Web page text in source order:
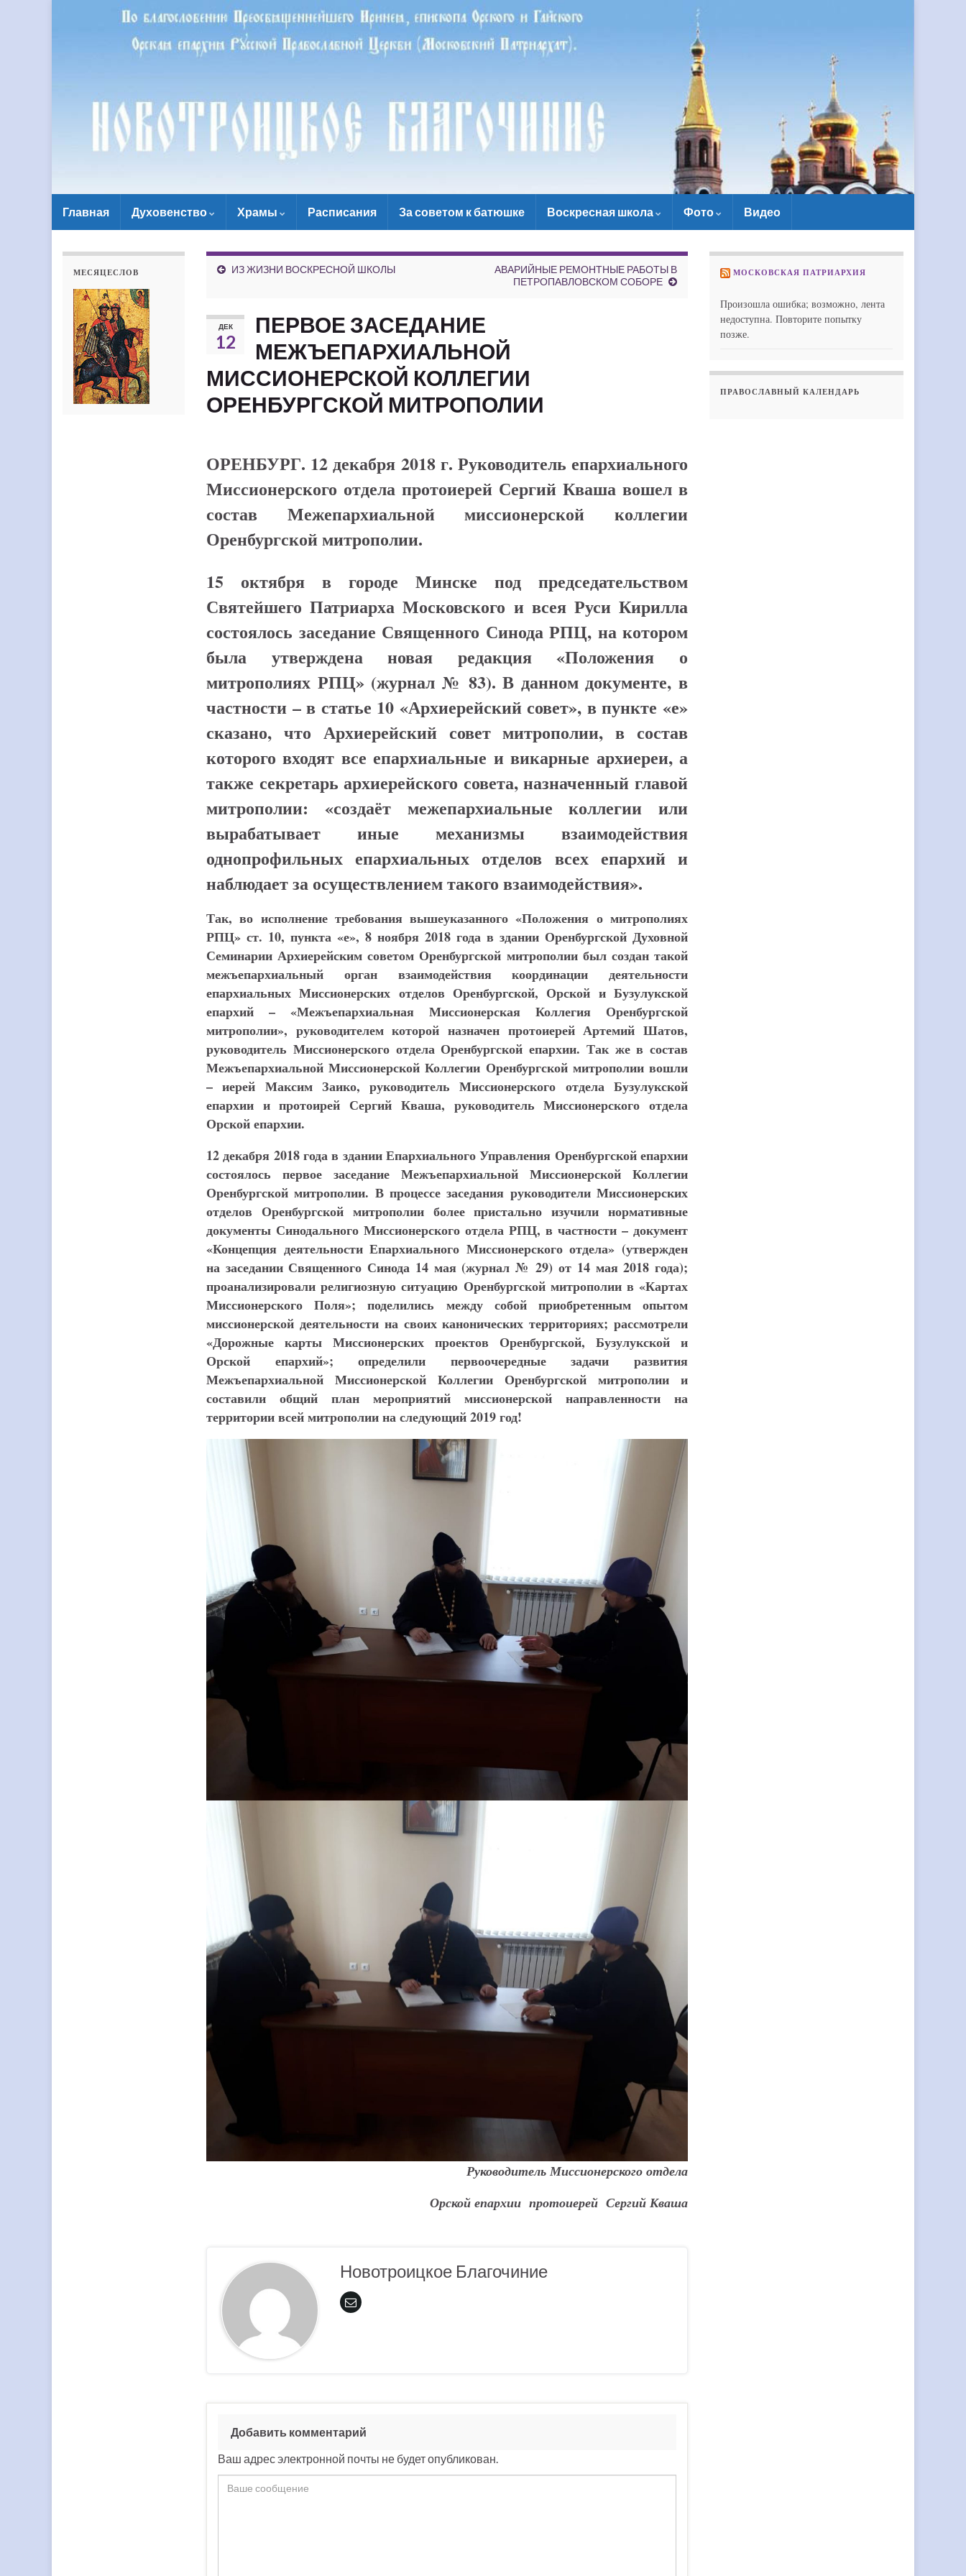
Главная Духовенство Храмы Расписания За советом к батюшке Воскресная школа Фото Видео
ИЗ ЖИЗНИ ВОСКРЕСНОЙ ШКОЛЫ
АВАРИЙНЫЕ РЕМОНТНЫЕ РАБОТЫ В
ПЕТРОПАВЛОВСКОМ СОБОРЕ
ДЕК
12
ПЕРВОЕ ЗАСЕДАНИЕ
МЕЖЪЕПАРХИАЛЬНОЙ
МИССИОНЕРСКОЙ КОЛЛЕГИИ
ОРЕНБУРГСКОЙ МИТРОПОЛИИ
ОРЕНБУРГ. 12 декабря 2018 г. Руководитель епархиального
Миссионерского отдела протоиерей Сергий Кваша вошел в
состав Межепархиальной миссионерской коллегии
Оренбургской митрополии.
15 октября в городе Минске под председательством
Святейшего Патриарха Московского и всея Руси Кирилла
состоялось заседание Священного Синода РПЦ, на котором
была утверждена новая редакция «Положения о
митрополиях РПЦ» (журнал № 83). В данном документе, в
частности – в статье 10 «Архиерейский совет», в пункте «е»
сказано, что Архиерейский совет митрополии, в состав
которого входят все епархиальные и викарные архиереи, а
также секретарь архиерейского совета, назначенный главой
митрополии: «создаёт межепархиальные коллегии или
вырабатывает иные механизмы взаимодействия
однопрофильных епархиальных отделов всех епархий и
наблюдает за осуществлением такого взаимодействия».
Так, во исполнение требования вышеуказанного «Положения о митрополиях
РПЦ» ст. 10, пункта «е», 8 ноября 2018 года в здании Оренбургской Духовной
Семинарии Архиерейским советом Оренбургской митрополии был создан такой
межъепархиальный орган взаимодействия координации деятельности
епархиальных Миссионерских отделов Оренбургской, Орской и Бузулукской
епархий – «Межъепархиальная Миссионерская Коллегия Оренбургской
митрополии», руководителем которой назначен протоиерей Артемий Шатов,
руководитель Миссионерского отдела Оренбургской епархии. Так же в состав
Межъепархиальной Миссионерской Коллегии Оренбургской митрополии вошли
– иерей Максим Заико, руководитель Миссионерского отдела Бузулукской
епархии и протоирей Сергий Кваша, руководитель Миссионерского отдела
Орской епархии.
12 декабря 2018 года в здании Епархиального Управления Оренбургской епархии
состоялось первое заседание Межъепархиальной Миссионерской Коллегии
Оренбургской митрополии. В процессе заседания руководители Миссионерских
отделов Оренбургской митрополии более пристально изучили нормативные
документы Синодального Миссионерского отдела РПЦ, в частности – документ
«Концепция деятельности Епархиального Миссионерского отдела» (утвержден
на заседании Священного Синода 14 мая (журнал № 29) от 14 мая 2018 года);
проанализировали религиозную ситуацию Оренбургской митрополии в «Картах
Миссионерского Поля»; поделились между собой приобретенным опытом
миссионерской деятельности на своих канонических территориях; рассмотрели
«Дорожные карты Миссионерских проектов Оренбургской, Бузулукской и
Орской епархий»; определили первоочередные задачи развития
Межъепархиальной Миссионерской Коллегии Оренбургской митрополии и
составили общий план мероприятий миссионерской направленности на
территории всей митрополии на следующий 2019 год!
Руководитель Миссионерского отдела
Орской епархии протоиерей Сергий Кваша
Новотроицкое Благочиние
Добавить комментарий
Ваш адрес электронной почты не будет опубликован.
МЕСЯЦЕСЛОВ МОСКОВСКАЯ ПАТРИАРХИЯ
Произошла ошибка; возможно, лента
недоступна. Повторите попытку
позже.
ПРАВОСЛАВНЫЙ КАЛЕНДАРЬ